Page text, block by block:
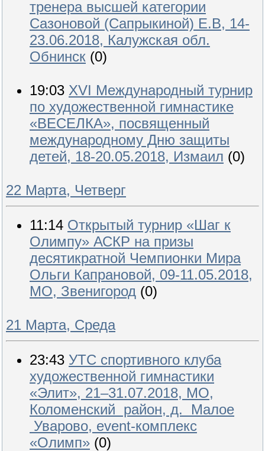
тренера высшей категории
Сазоновой (Сапрыкиной) Е.В, 14-
23.06.2018, Калужская обл.
Обнинск (0)
19:03 XVI Международный турнир
по художественной гимнастике
«ВЕСЕЛКА», посвященный
международному Дню защиты
детей, 18-20.05.2018, Измаил (0)
22 Марта, Четверг
11:14 Открытый турнир «Шаг к
Олимпу» АСКР на призы
десятикратной Чемпионки Мира
Ольги Капрановой, 09-11.05.2018,
МО, Звенигород (0)
21 Марта, Среда
23:43 УТС спортивного клуба
художественной гимнастики
«Элит», 21–31.07.2018, МО,
Коломенский район, д. Малое
Уварово, event-комплекс
«Олимп» (0)